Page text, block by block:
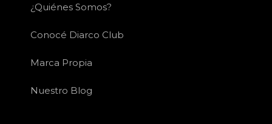
¿Quiénes Somos?
Conocé Diarco Club
Marca Propia
Nuestro Blog